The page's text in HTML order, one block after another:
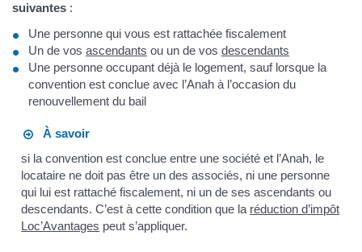
suivantes :
Une personne qui vous est rattachée fiscalement
Un de vos ascendants ou un de vos descendants
Une personne occupant déjà le logement, sauf lorsque la
convention est conclue avec l’Anah à l’occasion du
renouvellement du bail
À savoir
si la convention est conclue entre une société et l’Anah, le
locataire ne doit pas être un des associés, ni une personne
qui lui est rattaché fiscalement, ni un de ses ascendants ou
descendants. C’est à cette condition que la réduction d’impôt
Loc’Avantages peut s’appliquer.